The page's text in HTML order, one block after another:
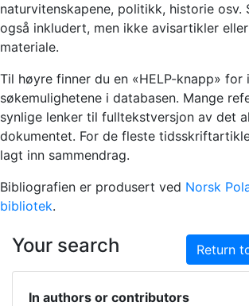
naturvitenskapene, politikk, historie osv.
også inkludert, men ikke avisartikler
materiale.
Til høyre finner du en «HELP-knapp» for
søkemulighetene i databasen. Mange
synlige lenker til fulltekstversjon av det
dokumentet. For de fleste
lagt inn sammendrag.
Bibliografien er produsert ved Norsk
bibliotek.
Your search Return
In authors or contributors